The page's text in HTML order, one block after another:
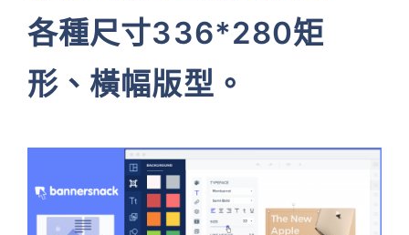
各種尺寸336*280矩
形、橫幅版型。